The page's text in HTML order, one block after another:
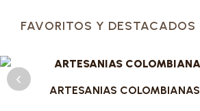
FAVORITOS Y DESTACADOS
ARTESANIAS COLOMBIANAS